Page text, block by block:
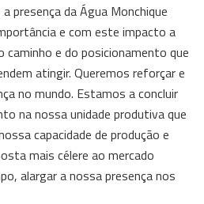
presença da Água Monchique
e com este impacto a
caminho e do posicionamento que
atingir. Queremos reforçar e
no mundo. Estamos a concluir
na nossa unidade produtiva que
capacidade de produção e
mais célere ao mercado
alargar a nossa presença nos